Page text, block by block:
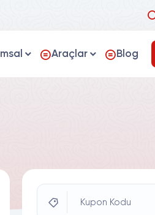
Araçlar Blog
Kupon Kodu